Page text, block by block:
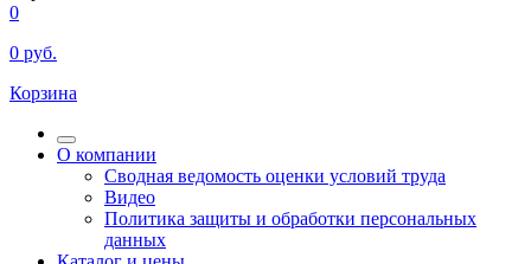
0
0 руб.
Корзина
О компании
Сводная ведомость оценки условий труда
Видео
Политика защиты и обработки персональных
данных